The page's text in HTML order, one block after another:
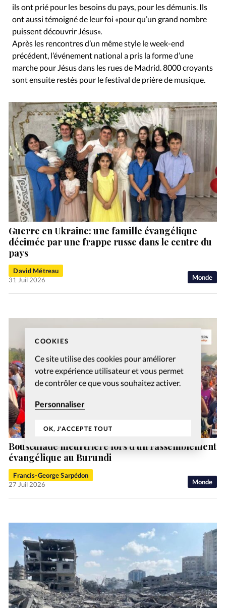
COOKIES
Ce site utilise des cookies pour améliorer
votre expérience utilisateur et vous permet
de contrôler ce que vous souhaitez activer.
Personnaliser
OK, J'ACCEPTE TOUT
ils ont prié pour les besoins du pays, pour les démunis. Ils
ont aussi témoigné de leur foi «pour qu’un grand nombre
puissent découvrir Jésus».
Après les rencontres d’un même style le week-end
précédent, l’événement national a pris la forme d’une
marche pour Jésus dans les rues de Madrid. 8000 croyants
sont ensuite restés pour le festival de prière de musique.
Monde
Guerre en Ukraine: une famille évangélique
décimée par une frappe russe dans le centre du
pays
David Métreau
31 Juil 2026
Monde
Bousculade meurtrière lors d’un rassemblement
évangélique au Burundi
Francis-George Sarpédon
27 Juil 2026